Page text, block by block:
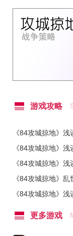
游戏攻略
《84攻城掠地》
主(下)
《84攻城掠地》
略
《84攻城掠地》
书升级属性(中)
《84攻城掠地》
醒战力评估
《84攻城掠地》
更多游戏